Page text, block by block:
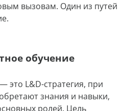
вызовам. Один из путей
обучение
это L&D-стратегия, при
знания и навыки,
ролей. Цель